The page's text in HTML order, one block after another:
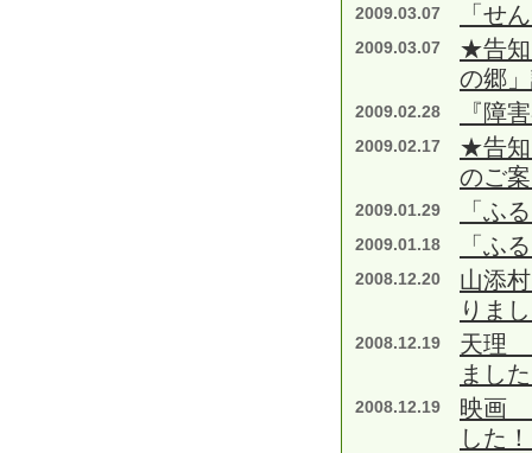
2009.03.07 「せ
2009.03.07
★告知
の郷
2009.02.28 『障
2009.02.17
★告
のご
2009.01.29 「ふ
2009.01.18 「ふ
2008.12.20
山添
りま
2008.12.19
天理
まし
2008.12.19
映画
した